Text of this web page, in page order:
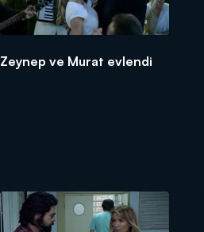
Zeynep ve Murat evlendi